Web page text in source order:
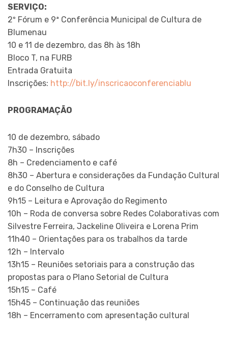
SERVIÇO:
2º Fórum e 9ª Conferência Municipal de Cultura de
Blumenau
10 e 11 de dezembro, das 8h às 18h
Bloco T, na FURB
Entrada Gratuita
Inscrições: http://bit.ly/inscricaoconferenciablu
PROGRAMAÇÃO
10 de dezembro, sábado
7h30 – Inscrições
8h – Credenciamento e café
8h30 – Abertura e considerações da Fundação Cultural
e do Conselho de Cultura
9h15 – Leitura e Aprovação do Regimento
10h – Roda de conversa sobre Redes Colaborativas com
Silvestre Ferreira, Jackeline Oliveira e Lorena Prim
11h40 – Orientações para os trabalhos da tarde
12h – Intervalo
13h15 – Reuniões setoriais para a construção das
propostas para o Plano Setorial de Cultura
15h15 – Café
15h45 – Continuação das reuniões
18h – Encerramento com apresentação cultural